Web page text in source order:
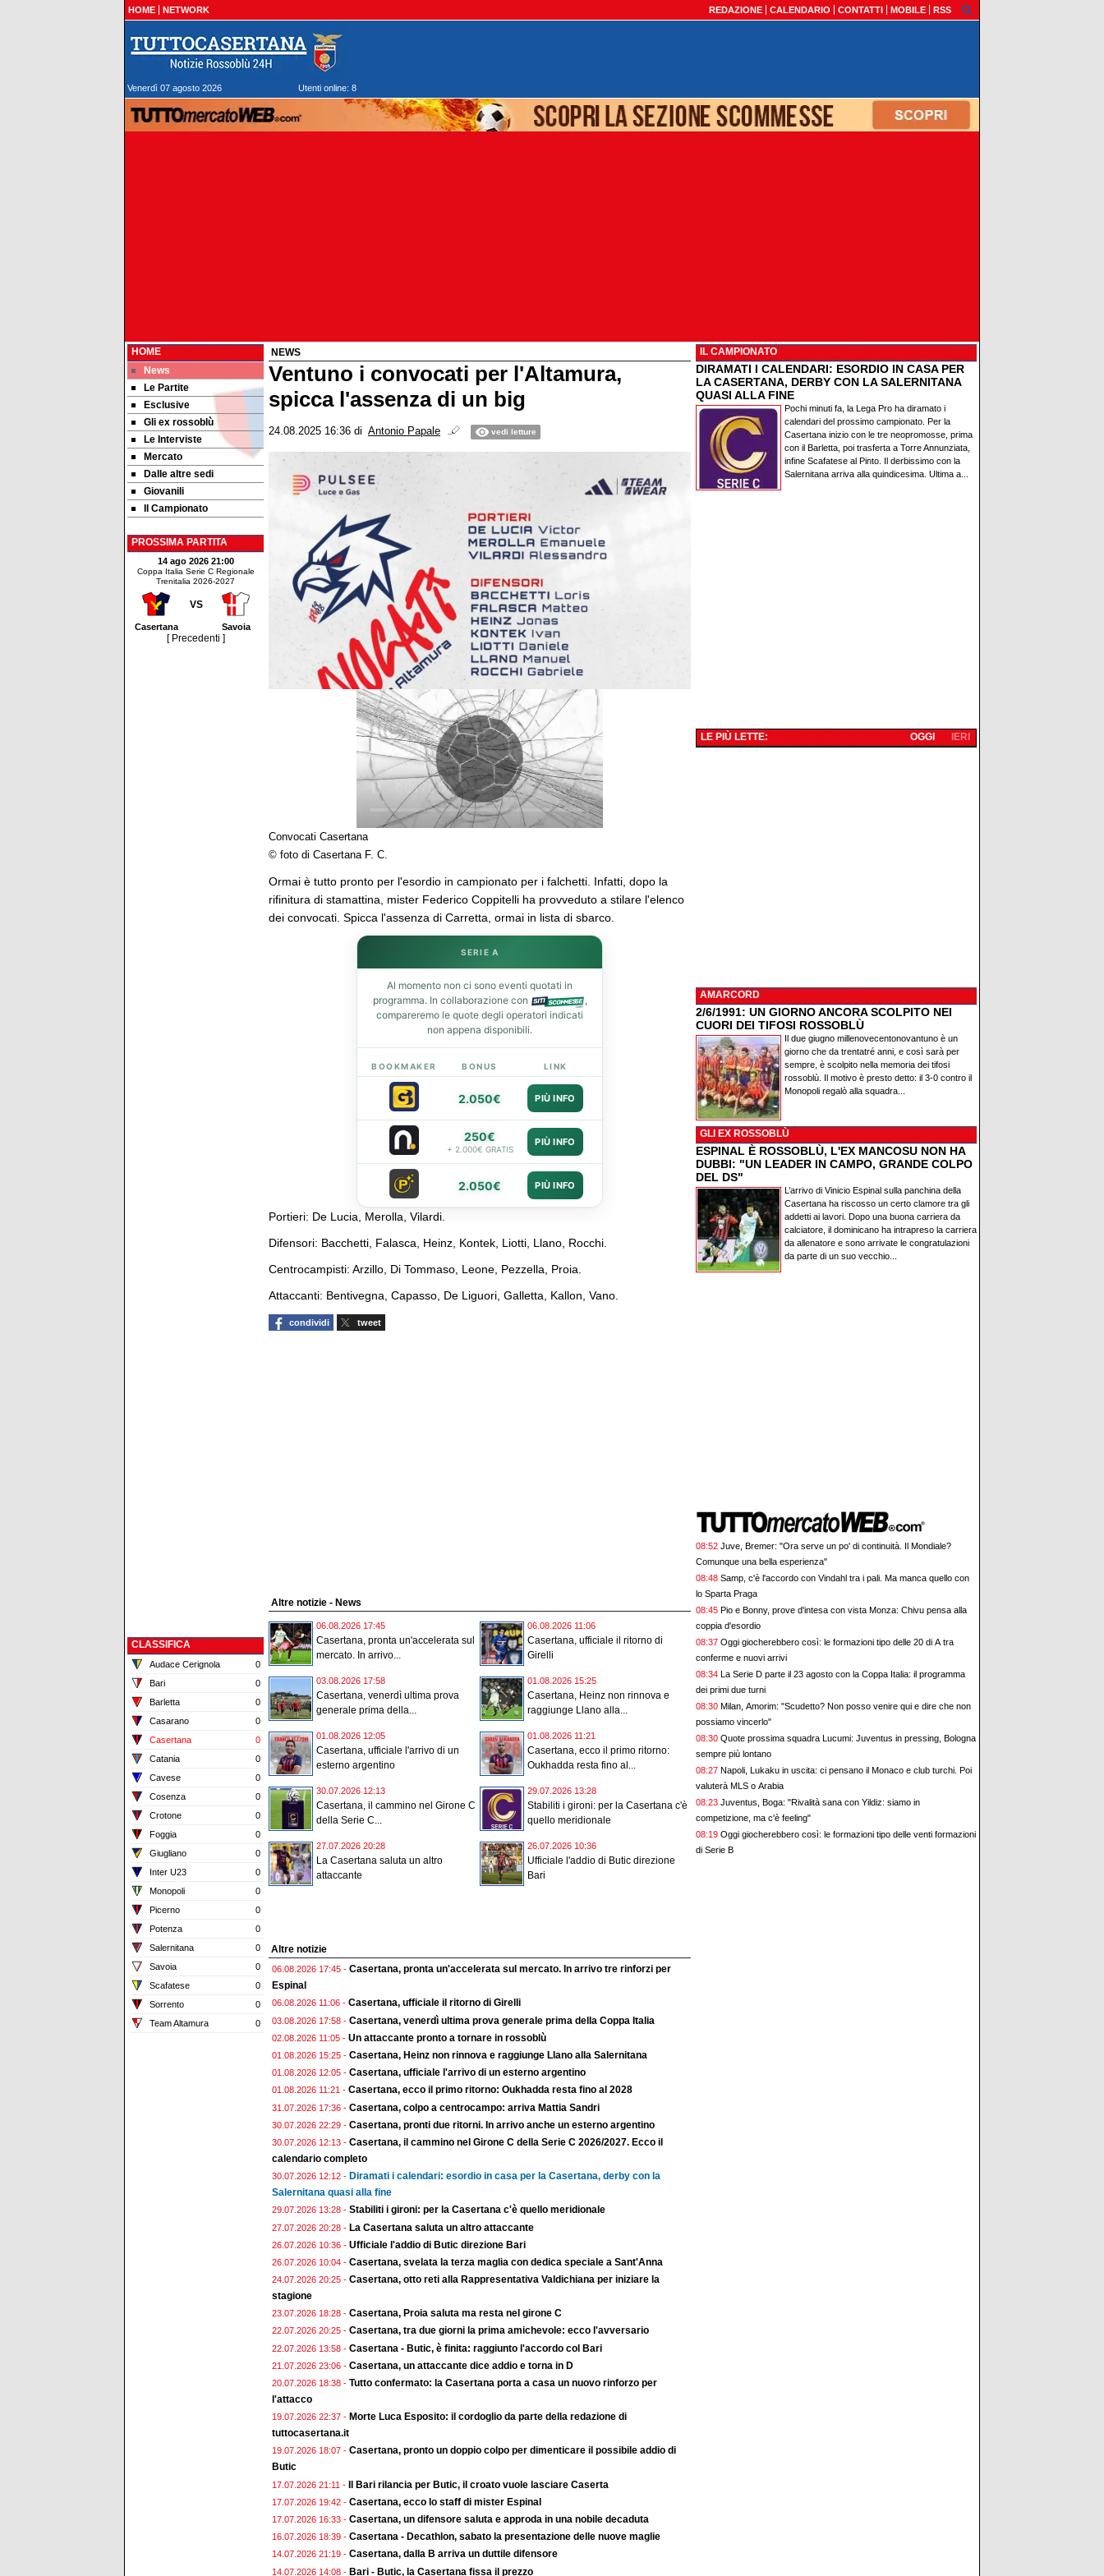
HOME NETWORK REDAZIONE CALENDARIO CONTATTI MOBILE RSS
Venerdì 07 agosto 2026 Utenti online: 8
HOME
News
Le Partite
Esclusive
Gli ex rossoblù
Le Interviste
Mercato
Dalle altre sedi
Giovanili
Il Campionato
PROSSIMA PARTITA
14 ago 2026 21:00
Coppa Italia Serie C Regionale
Trenitalia 2026-2027
VS
Casertana Savoia
[ Precedenti ]
CLASSIFICA
Audace Cerignola
0
Bari
0
Barletta
0
Casarano
0
Casertana
0
Catania
0
Cavese
0
Cosenza
0
Crotone
0
Foggia
0
Giugliano
0
Inter U23
0
Monopoli
0
Picerno
0
Potenza
0
Salernitana
0
Savoia
0
Scafatese
0
Sorrento
0
Team Altamura
0
NEWS
Ventuno i convocati per l'Altamura,
spicca l'assenza di un big
24.08.2025 16:36 di Antonio Papale vedi letture
Convocati Casertana
© foto di Casertana F. C.
Ormai è tutto pronto per l'esordio in campionato per i falchetti. Infatti, dopo la
rifinitura di stamattina, mister Federico Coppitelli ha provveduto a stilare l'elenco
dei convocati. Spicca l'assenza di Carretta, ormai in lista di sbarco.
SERIE A
Al momento non ci sono eventi quotati in
programma. In collaborazione con
,
compareremo le quote degli operatori indicati
non appena disponibili.
BOOKMAKER BONUS LINK
2.050€ PIÙ INFO
250€
+ 2.000€ GRATIS
PIÙ INFO
2.050€ PIÙ INFO
Portieri: De Lucia, Merolla, Vilardi.
Difensori: Bacchetti, Falasca, Heinz, Kontek, Liotti, Llano, Rocchi.
Centrocampisti: Arzillo, Di Tommaso, Leone, Pezzella, Proia.
Attaccanti: Bentivegna, Capasso, De Liguori, Galletta, Kallon, Vano.
condividi tweet
Altre notizie - News
06.08.2026 17:45
Casertana, pronta un'accelerata sul
mercato. In arrivo...
06.08.2026 11:06
Casertana, ufficiale il ritorno di
Girelli
03.08.2026 17:58
Casertana, venerdì ultima prova
generale prima della...
01.08.2026 15:25
Casertana, Heinz non rinnova e
raggiunge Llano alla...
01.08.2026 12:05
Casertana, ufficiale l'arrivo di un
esterno argentino
01.08.2026 11:21
Casertana, ecco il primo ritorno:
Oukhadda resta fino al...
30.07.2026 12:13
Casertana, il cammino nel Girone C
della Serie C...
29.07.2026 13:28
Stabiliti i gironi: per la Casertana c'è
quello meridionale
27.07.2026 20:28
La Casertana saluta un altro
attaccante
26.07.2026 10:36
Ufficiale l'addio di Butic direzione
Bari
Altre notizie
06.08.2026 17:45 - Casertana, pronta un'accelerata sul mercato. In arrivo tre rinforzi per
Espinal
06.08.2026 11:06 - Casertana, ufficiale il ritorno di Girelli
03.08.2026 17:58 - Casertana, venerdì ultima prova generale prima della Coppa Italia
02.08.2026 11:05 - Un attaccante pronto a tornare in rossoblù
01.08.2026 15:25 - Casertana, Heinz non rinnova e raggiunge Llano alla Salernitana
01.08.2026 12:05 - Casertana, ufficiale l'arrivo di un esterno argentino
01.08.2026 11:21 - Casertana, ecco il primo ritorno: Oukhadda resta fino al 2028
31.07.2026 17:36 - Casertana, colpo a centrocampo: arriva Mattia Sandri
30.07.2026 22:29 - Casertana, pronti due ritorni. In arrivo anche un esterno argentino
30.07.2026 12:13 - Casertana, il cammino nel Girone C della Serie C 2026/2027. Ecco il
calendario completo
30.07.2026 12:12 - Diramati i calendari: esordio in casa per la Casertana, derby con la
Salernitana quasi alla fine
29.07.2026 13:28 - Stabiliti i gironi: per la Casertana c'è quello meridionale
27.07.2026 20:28 - La Casertana saluta un altro attaccante
26.07.2026 10:36 - Ufficiale l'addio di Butic direzione Bari
26.07.2026 10:04 - Casertana, svelata la terza maglia con dedica speciale a Sant'Anna
24.07.2026 20:25 - Casertana, otto reti alla Rappresentativa Valdichiana per iniziare la
stagione
23.07.2026 18:28 - Casertana, Proia saluta ma resta nel girone C
22.07.2026 20:25 - Casertana, tra due giorni la prima amichevole: ecco l'avversario
22.07.2026 13:58 - Casertana - Butic, è finita: raggiunto l'accordo col Bari
21.07.2026 23:06 - Casertana, un attaccante dice addio e torna in D
20.07.2026 18:38 - Tutto confermato: la Casertana porta a casa un nuovo rinforzo per
l'attacco
19.07.2026 22:37 - Morte Luca Esposito: il cordoglio da parte della redazione di
tuttocasertana.it
19.07.2026 18:07 - Casertana, pronto un doppio colpo per dimenticare il possibile addio di
Butic
17.07.2026 21:11 - Il Bari rilancia per Butic, il croato vuole lasciare Caserta
17.07.2026 19:42 - Casertana, ecco lo staff di mister Espinal
17.07.2026 16:33 - Casertana, un difensore saluta e approda in una nobile decaduta
16.07.2026 18:39 - Casertana - Decathlon, sabato la presentazione delle nuove maglie
14.07.2026 21:19 - Casertana, dalla B arriva un duttile difensore
14.07.2026 14:08 - Bari - Butic, la Casertana fissa il prezzo
IL CAMPIONATO
DIRAMATI I CALENDARI: ESORDIO IN CASA PER
LA CASERTANA, DERBY CON LA SALERNITANA
QUASI ALLA FINE
Pochi minuti fa, la Lega Pro ha diramato i
calendari del prossimo campionato. Per la
Casertana inizio con le tre neopromosse, prima
con il Barletta, poi trasferta a Torre Annunziata,
infine Scafatese al Pinto. Il derbissimo con la
Salernitana arriva alla quindicesima. Ultima a...
LE PIÙ LETTE: IERI
OGGI
AMARCORD
2/6/1991: UN GIORNO ANCORA SCOLPITO NEI
CUORI DEI TIFOSI ROSSOBLÙ
Il due giugno millenovecentonovantuno è un
giorno che da trentatré anni, e così sarà per
sempre, è scolpito nella memoria dei tifosi
rossoblù. Il motivo è presto detto: il 3-0 contro il
Monopoli regalò alla squadra...
GLI EX ROSSOBLÙ
ESPINAL È ROSSOBLÙ, L'EX MANCOSU NON HA
DUBBI: "UN LEADER IN CAMPO, GRANDE COLPO
DEL DS"
L’arrivo di Vinicio Espinal sulla panchina della
Casertana ha riscosso un certo clamore tra gli
addetti ai lavori. Dopo una buona carriera da
calciatore, il dominicano ha intrapreso la carriera
da allenatore e sono arrivate le congratulazioni
da parte di un suo vecchio...
08:52 Juve, Bremer: "Ora serve un po' di continuità. Il Mondiale?
Comunque una bella esperienza"
08:48 Samp, c'è l'accordo con Vindahl tra i pali. Ma manca quello con
lo Sparta Praga
08:45 Pio e Bonny, prove d'intesa con vista Monza: Chivu pensa alla
coppia d'esordio
08:37 Oggi giocherebbero così: le formazioni tipo delle 20 di A tra
conferme e nuovi arrivi
08:34 La Serie D parte il 23 agosto con la Coppa Italia: il programma
dei primi due turni
08:30 Milan, Amorim: "Scudetto? Non posso venire qui e dire che non
possiamo vincerlo"
08:30 Quote prossima squadra Lucumi: Juventus in pressing, Bologna
sempre più lontano
08:27 Napoli, Lukaku in uscita: ci pensano il Monaco e club turchi. Poi
valuterà MLS o Arabia
08:23 Juventus, Boga: "Rivalità sana con Yildiz: siamo in
competizione, ma c'è feeling"
08:19 Oggi giocherebbero così: le formazioni tipo delle venti formazioni
di Serie B